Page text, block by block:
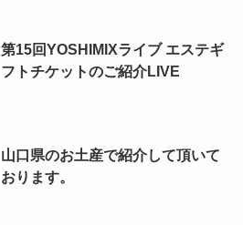
第15回YOSHIMIXライブ エステギ
フトチケットのご紹介LIVE
山口県のお土産で紹介して頂いて
おります。